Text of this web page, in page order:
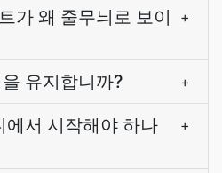
가 왜 줄무늬로 보이
+
유지합니까? +
에서 시작해야 하나
+